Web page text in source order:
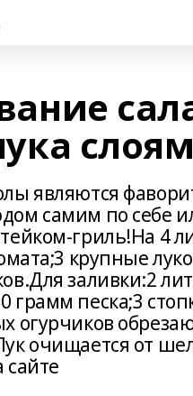
являются
самим по себе
гриль!На 4
крупные
заливки:2
песка;3
огурчиков
очищается от